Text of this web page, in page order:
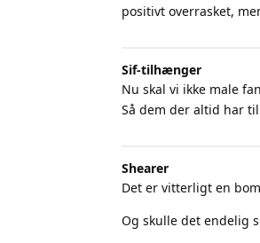
positivt overrasket,
Sif-tilhænger
Nu skal vi ikke male
Så dem der altid har
Shearer
Det er vitterligt en
Og skulle det endelig